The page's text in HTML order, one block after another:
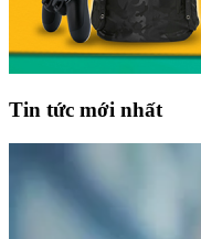
Tin tức mới nhất